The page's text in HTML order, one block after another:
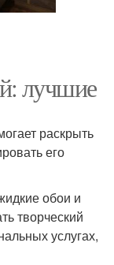
лучшие
раскрыть
его
обои и
творческий
услугах,